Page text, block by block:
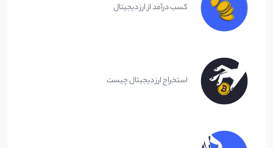
کسب درآمد از ارز دیجیتال
استخراج ارز دیجیتال چیست